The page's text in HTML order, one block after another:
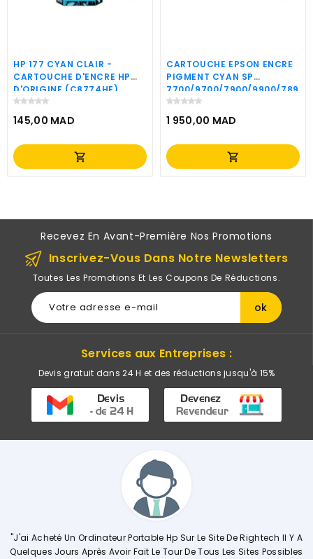
HP 177 CYAN CLAIR -
CARTOUCHE D'ENCRE HP
D'ORIGINE (C8774HE)
145,00 MAD
Prix
shopping_cart
CARTOUCHE EPSON ENCRE
PIGMENT CYAN SP
7700/9700/7900/9900/7890/
(350ML)(C13T596200)
1 950,00 MAD
Prix
shopping_cart
Recevez En Avant-Première Nos Promotions
Inscrivez-Vous Dans Notre Newsletters
Toutes Les Promotions Et Les Coupons De Réductions.
Services aux Entreprises :
Devis gratuit dans 24 H et des réductions jusqu'à 15%
Hp Sur Le Site De Rightech Il Y A
Fait Le Tour De Tous Les Sites Possibles
"Commerciale KHADIJA
Explique De Façon